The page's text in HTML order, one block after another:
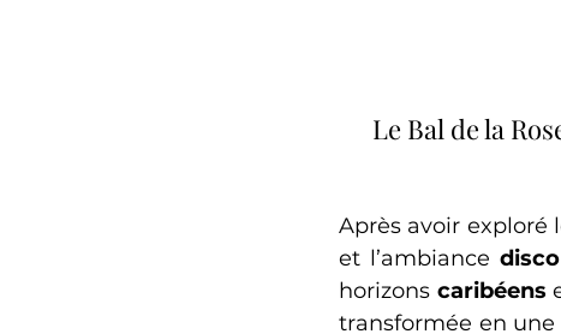
Le Bal de la
Après avoir exploré
et l’ambiance disco
horizons caribéens
transformée en